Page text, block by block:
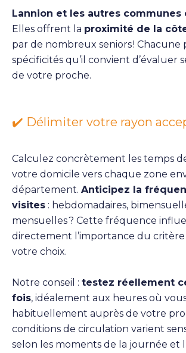
Lannion et les autres communes
Elles offrent la proximité de la
par de nombreux seniors ! Chacune
spécificités qu’il convient d’évaluer
de votre proche.
✔️ Délimiter votre rayon
Calculez concrètement les temps
votre domicile vers chaque zone
département. Anticipez la
visites : hebdomadaires,
mensuelles ? Cette fréquence
directement l’importance du critère
votre choix.
Notre conseil : testez réellement
fois, idéalement aux heures où
habituellement auprès de votre
conditions de circulation varient
selon les moments de la journée et